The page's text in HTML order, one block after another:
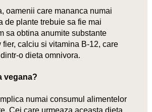
oamenii care mananca numai
de plante trebuie sa fie mai
sa obtina anumite substante
fier, calciu si vitamina B-12, care
o dieta omnivora.
vegana?
numai consumul alimentelor
Cei care urmeaza aceasta dieta